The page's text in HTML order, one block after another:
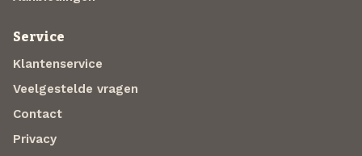
Service
Klantenservice
Veelgestelde vragen
Contact
Privacy